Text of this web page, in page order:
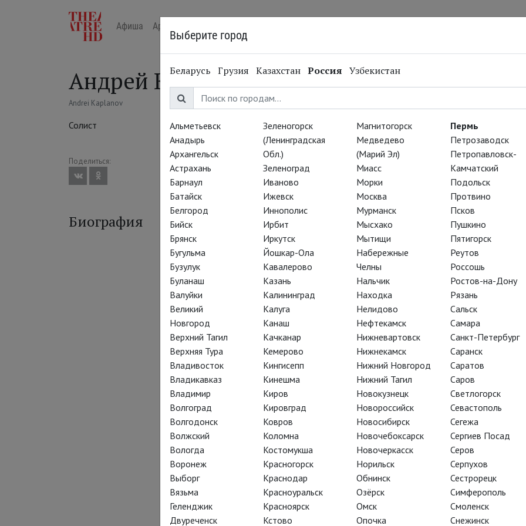
Афиша Арт-лекторий в кино
Андрей Капланов
Andrei Kaplanov
Солист
Поделиться:
Биография
В 2001 году окончил Музыкальный колледж
Шнитке по специальности «хоровое дирижирование».
В 2006 году окончил Московскую консерваторию имени
профессора Конторовича Л. З. Занимался
С 2006 по 2010 гг. — преподавал дирижирование и
педагогическом университете им. В.И. Ленина. С 2009
храма Христа Спасителя. С 2010 года —
«Эйдос».
С 2010 года — солист ансамбля «Студия новой музыки»
Тарнопольский).
Исполнитель главных партий в операх композиторов
Д. Курляндского, Б. Филановского, А. Сюмака, А. Сысоева,
Как солист выступал с такими коллективами как:
оркестр имени У. Гаджибекова (дирижер — Р.
И. Дронов), оркестром «Новая Россия» (дирижер Е.
Камерным хором Московской Консерватории
консерватории (дирижер — С. Калинин), ансамблем
ансамблем N’Caged (художественный руководитель —
(художественный руководитель — Мария Грилихес).
Выберите город
Беларусь Грузия Казахстан Россия Узбекистан
Альметьевск
Анадырь
Архангельск
Астрахань
Барнаул
Батайск
Белгород
Бийск
Брянск
Бугульма
Бузулук
Буланаш
Валуйки
Великий
Новгород
Верхний Тагил
Верхняя Тура
Владивосток
Владикавказ
Владимир
Волгоград
Волгодонск
Волжский
Вологда
Воронеж
Выборг
Вязьма
Геленджик
Двуреченск
Зеленогорск
(Ленинградская
Обл.)
Зеленоград
Иваново
Ижевск
Иннополис
Ирбит
Иркутск
Йошкар-Ола
Кавалерово
Казань
Калининград
Калуга
Канаш
Качканар
Кемерово
Кингисепп
Кинешма
Киров
Кировград
Ковров
Коломна
Костомукша
Красногорск
Краснодар
Красноуральск
Красноярск
Кстово
Магнитогорск
Медведево
(Марий Эл)
Миасс
Морки
Москва
Мурманск
Мысхако
Мытищи
Набережные
Челны
Нальчик
Находка
Нелидово
Нефтекамск
Нижневартовск
Нижнекамск
Нижний Новгород
Нижний Тагил
Новокузнецк
Новороссийск
Новосибирск
Новочебоксарск
Новочеркасск
Норильск
Обнинск
Озёрск
Омск
Опочка
Пермь
Петрозаводск
Петропавловск-
Камчатский
Подольск
Протвино
Псков
Пушкино
Пятигорск
Реутов
Россошь
Ростов-на-Дону
Рязань
Сальск
Самара
Санкт-Петербург
Саранск
Саратов
Саров
Светлогорск
Севастополь
Сегежа
Сергиев Посад
Серов
Серпухов
Сестрорецк
Симферополь
Смоленск
Снежинск